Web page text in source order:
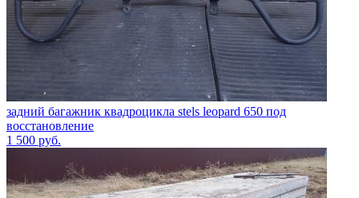
задний багажник квадроцикла stels leopard 650 под
восстановление
1 500 руб.